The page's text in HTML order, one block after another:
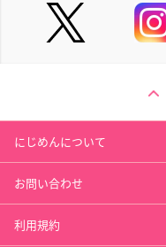
にじめんについて
お問い合わせ
利用規約